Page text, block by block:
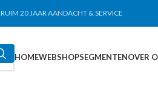
RUIM 20 JAAR AANDACHT & SERVICE
HOMEWEBSHOPSEGMENTENOVER